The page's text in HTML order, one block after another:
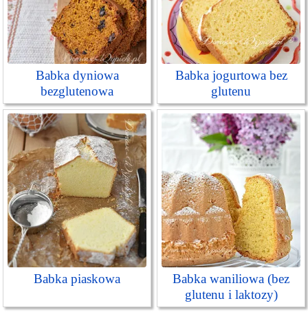
Babka dyniowa
bezglutenowa
Babka jogurtowa bez
glutenu
Babka piaskowa
Babka waniliowa (bez
glutenu i laktozy)